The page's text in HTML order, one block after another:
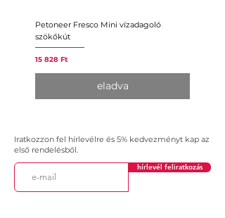
Petoneer Fresco Mini vízadagoló
szökőkút
Ár
15 828 Ft
eladva
Iratkozzon fel hírlevélre és 5% kedvezményt kap az
első rendelésből.
hírlevél feliratkozás